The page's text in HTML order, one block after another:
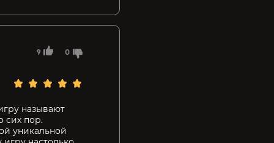
9 0
называют
сих пор.
уникальной